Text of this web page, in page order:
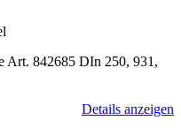
Art. 842685 DIn 250, 931,
Details anzeigen